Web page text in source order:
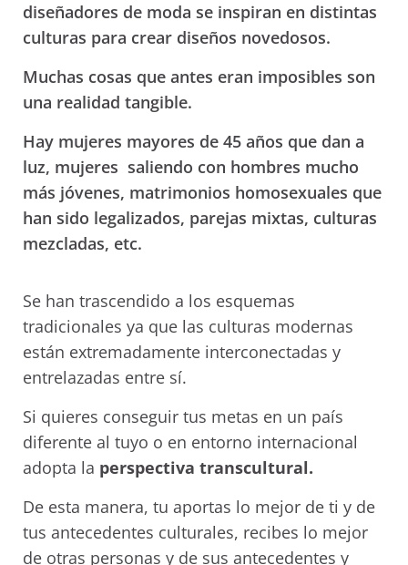
diseñadores de moda se inspiran en distintas
culturas para crear diseños novedosos.
Muchas cosas que antes eran imposibles son
una realidad tangible.
Hay mujeres mayores de 45 años que dan a
luz, mujeres saliendo con hombres mucho
más jóvenes, matrimonios homosexuales que
han sido legalizados, parejas mixtas, culturas
mezcladas, etc.
Se han trascendido a los esquemas
tradicionales ya que las culturas modernas
están extremadamente interconectadas y
entrelazadas entre sí.
Si quieres conseguir tus metas en un país
diferente al tuyo o en entorno internacional
adopta la perspectiva transcultural.
De esta manera, tu aportas lo mejor de ti y de
tus antecedentes culturales, recibes lo mejor
de otras personas y de sus antecedentes y